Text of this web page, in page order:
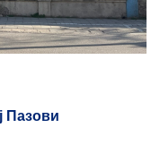
Пазови